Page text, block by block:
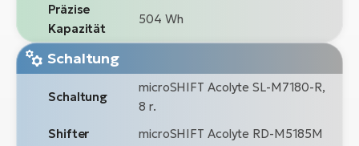
Präzise
Kapazität
504 Wh
Schaltung
Schaltung
microSHIFT Acolyte SL-M7180-R,
8 r.
Shifter
microSHIFT Acolyte RD-M5185M